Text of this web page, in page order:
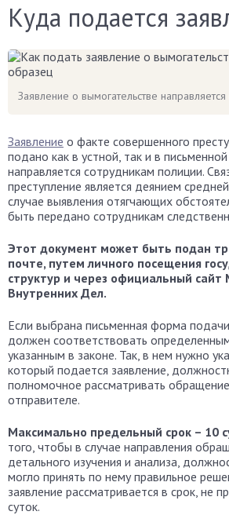
Куда подается
Заявление о вымогательстве
Заявление о факте совершенного
подано как в устной, так и в
направляется сотрудникам полиции.
преступление является деянием
случае выявления отягчающих
быть передано сотрудникам
Этот документ может быть подан
почте, путем личного посещения
структур и через официальный сайт
Внутренних Дел.
Если выбрана письменная форма
должен соответствовать
указанным в законе. Так, в нем нужно
который подается заявление,
полномочное рассматривать
отправителе.
Максимально предельный срок – 10
того, чтобы в случае направления
детального изучения и анализа,
могло принять по нему правильное
заявление рассматривается в срок, не
суток.